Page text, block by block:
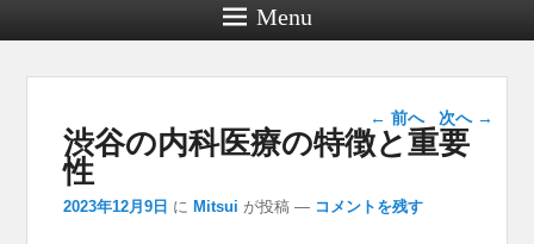
Menu
投稿ナビゲー
ション
← 前へ 次へ →
渋谷の内科医療の特徴と重要
性
2023年12月9日 に Mitsui が投稿 — コメントを残す